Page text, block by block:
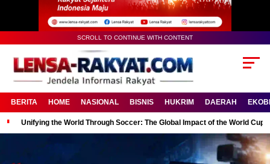
SCROLL TO CONTINUE WITH CONTENT
BERITA HOME NASIONAL BISNIS HUKRIM DAERAH
Unifying the World Through Soccer: The Global Impact of the World Cup